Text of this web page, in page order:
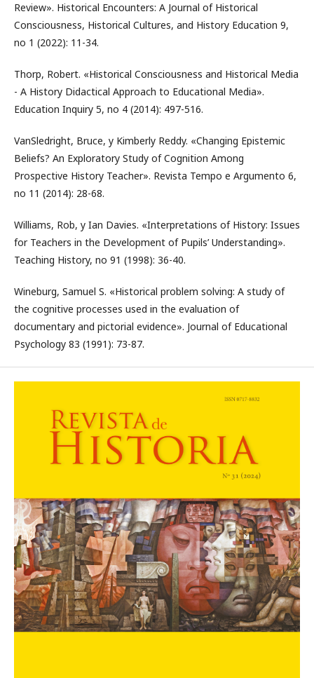
Review». Historical Encounters: A Journal of Historical
Consciousness, Historical Cultures, and History Education 9,
no 1 (2022): 11-34.
Thorp, Robert. «Historical Consciousness and Historical Media
- A History Didactical Approach to Educational Media».
Education Inquiry 5, no 4 (2014): 497-516.
VanSledright, Bruce, y Kimberly Reddy. «Changing Epistemic
Beliefs? An Exploratory Study of Cognition Among
Prospective History Teacher». Revista Tempo e Argumento 6,
no 11 (2014): 28-68.
Williams, Rob, y Ian Davies. «Interpretations of History: Issues
for Teachers in the Development of Pupils’ Understanding».
Teaching History, no 91 (1998): 36-40.
Wineburg, Samuel S. «Historical problem solving: A study of
the cognitive processes used in the evaluation of
documentary and pictorial evidence». Journal of Educational
Psychology 83 (1991): 73-87.